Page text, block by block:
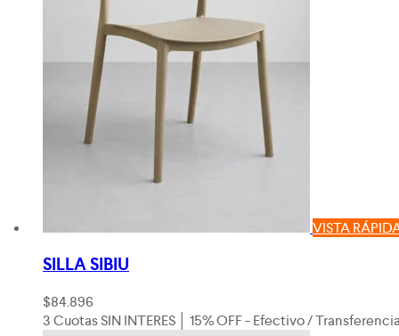
VISTA
SILLA SIBIU
$84.896
3 Cuotas SIN INTERES │ 15% OFF - Efectivo /